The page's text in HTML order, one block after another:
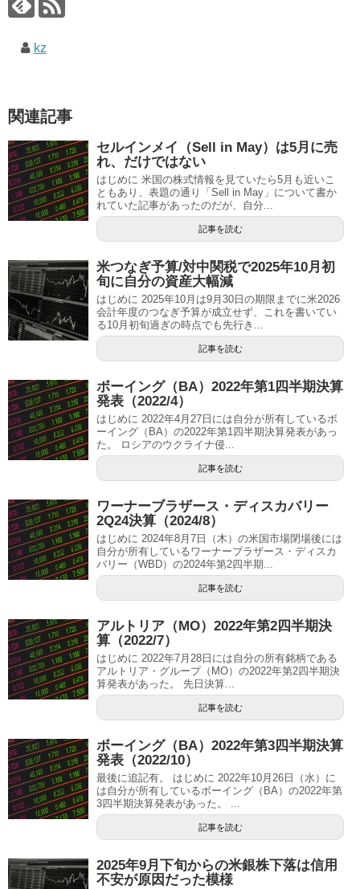
kz
関連記事
セルインメイ（Sell in May）は5月に売
れ、だけではない
はじめに 米国の株式情報を見ていたら5月も近いこ
ともあり、表題の通り「Sell in May」について書か
れていた記事があったのだが、自分...
記事を読む
米つなぎ予算/対中関税で2025年10月初
旬に自分の資産大幅減
はじめに 2025年10月は9月30日の期限までに米2026
会計年度のつなぎ予算が成立せず、これを書いてい
る10月初旬過ぎの時点でも先行き...
記事を読む
ボーイング（BA）2022年第1四半期決算
発表（2022/4）
はじめに 2022年4月27日には自分が所有しているボ
ーイング（BA）の2022年第1四半期決算発表があっ
た。 ロシアのウクライナ侵...
記事を読む
ワーナーブラザース・ディスカバリー
2Q24決算（2024/8）
はじめに 2024年8月7日（木）の米国市場閉場後には
自分が所有しているワーナーブラザース・ディスカ
バリー（WBD）の2024年第2四半期...
記事を読む
アルトリア（MO）2022年第2四半期決
算（2022/7）
はじめに 2022年7月28日には自分の所有銘柄である
アルトリア・グループ（MO）の2022年第2四半期決
算発表があった。 先日決算...
記事を読む
ボーイング（BA）2022年第3四半期決算
発表（2022/10）
最後に追記有。 はじめに 2022年10月26日（水）に
は自分が所有しているボーイング（BA）の2022年第
3四半期決算発表があった。 ...
記事を読む
2025年9月下旬からの米銀株下落は信用
不安が原因だった模様